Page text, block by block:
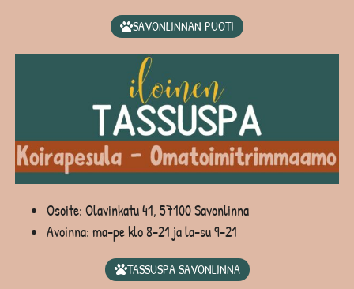
SAVONLINNAN PUOTI
Osoite: Olavinkatu 41, 57100 Savonlinna
Avoinna: ma-pe klo 8-21 ja la-su 9-21
TASSUSPA SAVONLINNA